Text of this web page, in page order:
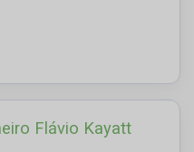
Flávio Kayatt